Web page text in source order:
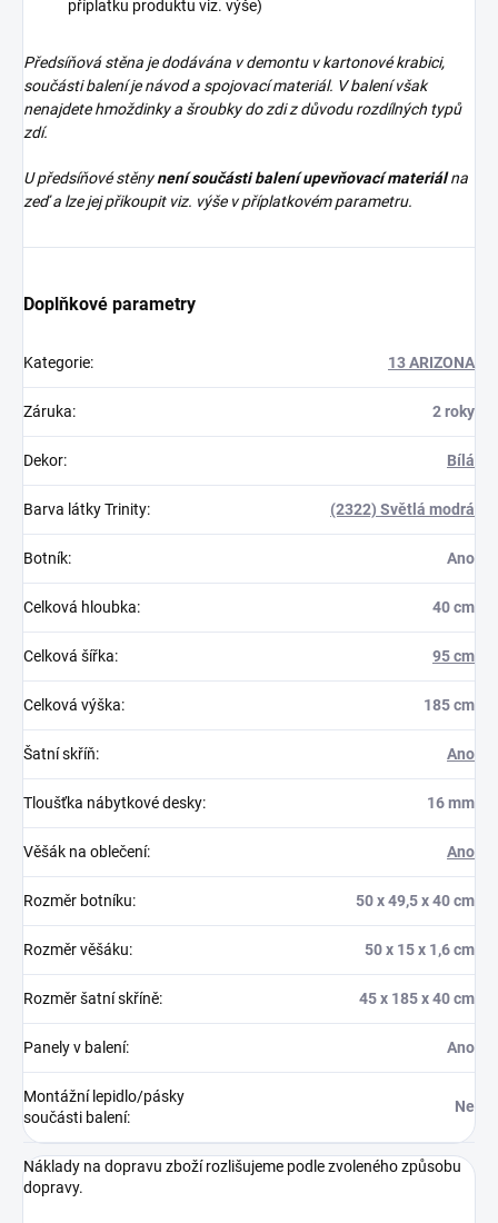
příplatku produktu viz. výše)
Předsíňová stěna je dodávána v demontu v kartonové krabici,
součásti balení je návod a spojovací materiál. V balení však
nenajdetehmoždinky a šroubky do zdi z důvodu rozdílných typů
zdí.
U předsíňové stěnynení součásti balení upevňovací materiálna
zeď a lze jej přikoupit viz. výše v příplatkovém parametru.
Doplňkové parametry
Kategorie: 13 ARIZONA
Záruka: 2 roky
Dekor: Bílá
Barva látky Trinity: (2322) Světlá modrá
Botník: Ano
Celková hloubka: 40 cm
Celková šířka: 95 cm
Celková výška: 185 cm
Šatní skříň: Ano
Tloušťka nábytkové desky: 16 mm
Věšák na oblečení: Ano
Rozměr botníku: 50 x 49,5 x 40 cm
Rozměr věšáku: 50 x 15 x 1,6 cm
Rozměr šatní skříně: 45 x 185 x 40 cm
Panely v balení: Ano
Montážní lepidlo/pásky
součásti balení:
Ne
Náklady na dopravu zboží rozlišujeme podle zvoleného způsobu
dopravy.